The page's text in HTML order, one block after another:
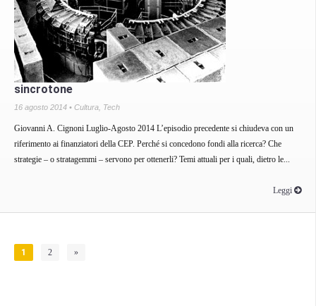
sincrotone
16 agosto 2014 • Cultura Tech
Giovanni A. Cignoni Luglio-Agosto 2014 L’episodio precedente si chiudeva con un
riferimento ai finanziatori della CEP. Perché si concedono fondi alla ricerca? Che
strategie – o stratagemmi – servono per ottenerli? Temi attuali per i quali, dietro le...
Leggi
1 2 »